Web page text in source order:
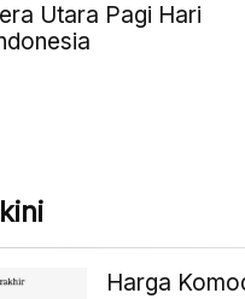
Utara Pagi Hari
Harga